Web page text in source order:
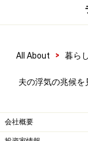
「汚れるから」
はずしているシ
引き続き、旦那
All About > 暮らし
夫の浮気の兆候
会社概要